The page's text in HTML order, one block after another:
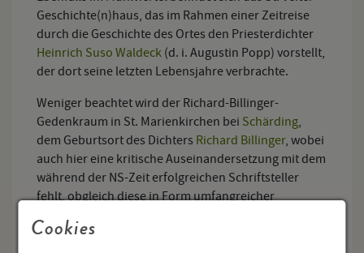
Geschichte(n)haus, das im Rahmen einer Zeitreise
durch die Geschichte des Ortes den Priesterdichter
Heinrich Suso Waldeck (d. i. Augustin Popp) vorstellt,
der dort seine letzten Lebensjahre verbrachte.
Weniger beachtet wird der Richard-Billinger-
Gedenkraum in St. Marienkirchen bei Schärding,
dem Geburtsort des Dichters Richard Billinger, wobei
auch hier eine kritische Auseinandersetzung mit dem
während der NS-Zeit erfolgreichen Schriftsteller
fehlt, obgleich diese in Form umfangreicher
etwa Kastberger/Strigl 2014) – sein Nachlass befindet
Cookies